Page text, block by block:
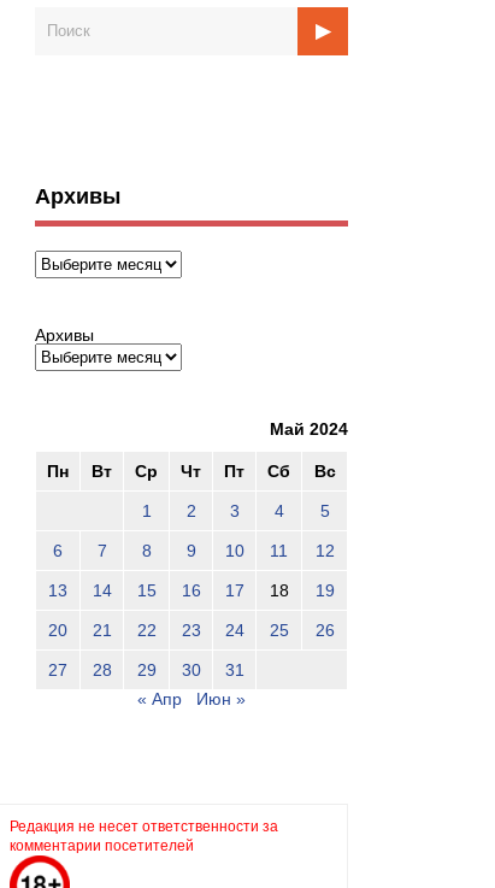
Архивы
Архивы
Архивы
Май 2024
Пн Вт Ср Чт Пт Сб Вс
1 2 3 4 5
6 7 8 9 10 11 12
13 14 15 16 17 18 19
20 21 22 23 24 25 26
27 28 29 30
31
« Апр
Июн »
Редакция не несет ответственности за
комментарии посетителей